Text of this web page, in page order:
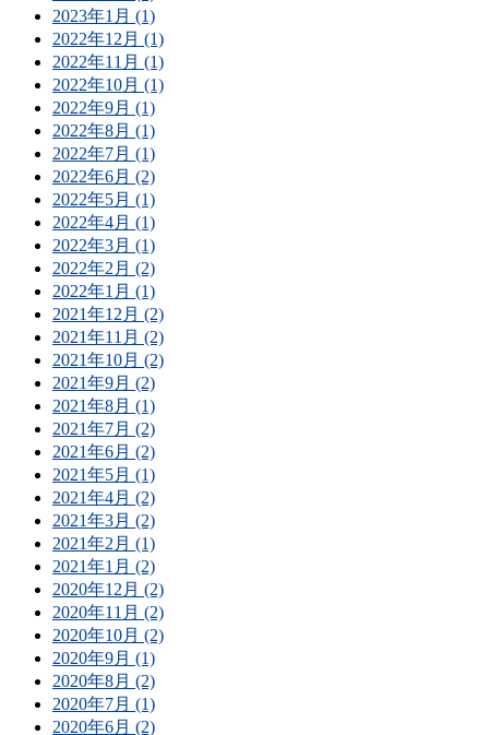
2023年1月 (1)
2022年12月 (1)
2022年11月 (1)
2022年10月 (1)
2022年9月 (1)
2022年8月 (1)
2022年7月 (1)
2022年6月 (2)
2022年5月 (1)
2022年4月 (1)
2022年3月 (1)
2022年2月 (2)
2022年1月 (1)
2021年12月 (2)
2021年11月 (2)
2021年10月 (2)
2021年9月 (2)
2021年8月 (1)
2021年7月 (2)
2021年6月 (2)
2021年5月 (1)
2021年4月 (2)
2021年3月 (2)
2021年2月 (1)
2021年1月 (2)
2020年12月 (2)
2020年11月 (2)
2020年10月 (2)
2020年9月 (1)
2020年8月 (2)
2020年7月 (1)
2020年6月 (2)